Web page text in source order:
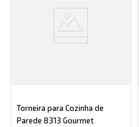
Torneira para Cozinha de
Parede 8313 Gourmet